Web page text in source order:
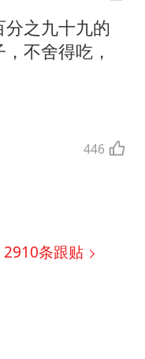
之九十九的
不舍得吃，
446
2910条跟贴